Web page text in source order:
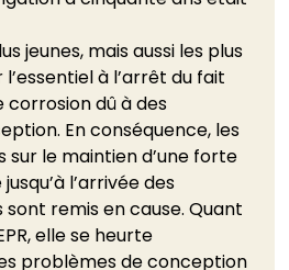
jeunes, mais aussi les plus
à l’arrêt du fait
corrosion dû à des
En conséquence, les
sur le maintien d’une forte
l’arrivée des
remis en cause. Quant
elle se heurte
problèmes de conception